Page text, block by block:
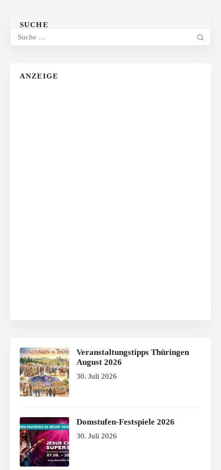
SUCHE
ANZEIGE
Veranstaltungstipps Thüringen
August 2026
30. Juli 2026
Domstufen-Festspiele 2026
30. Juli 2026